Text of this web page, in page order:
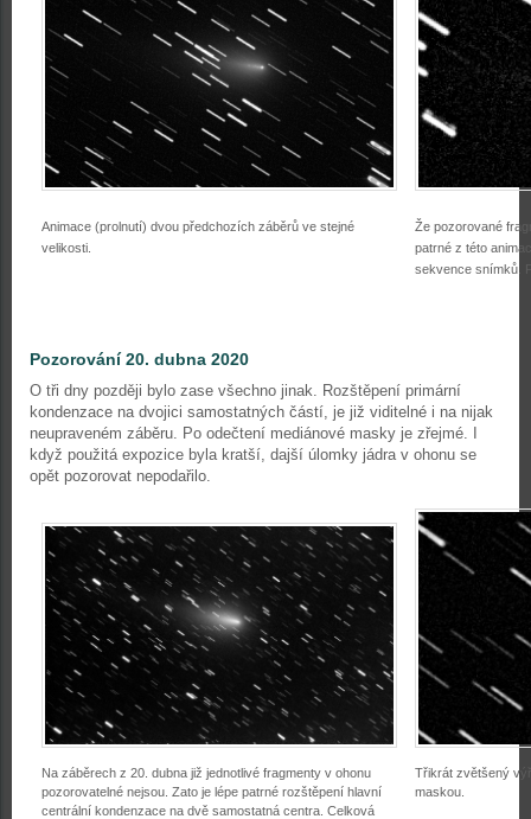
Animace (prolnutí) dvou předchozích záběrů ve stejné
velikosti.
Že pozorované
patrné z této
sekvence snímků.
Pozorování 20. dubna 2020
O tři dny později bylo zase všechno jinak. Rozštěpení primární
kondenzace na dvojici samostatných částí, je již viditelné i na nijak
neupraveném záběru. Po odečtení mediánové masky je zřejmé. I
když použitá expozice byla kratší, dajší úlomky jádra v ohonu se
opět pozorovat nepodařilo.
Na záběrech z 20. dubna již jednotlivé fragmenty v ohonu
pozorovatelné nejsou. Zato je lépe patrné rozštěpení hlavní
centrální kondenzace na dvě samostatná centra. Celková
Třikrát zvětšený
maskou.